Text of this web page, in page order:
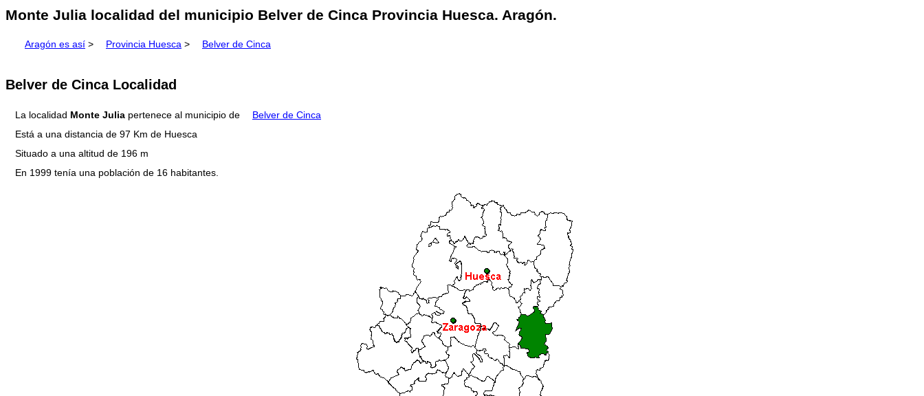
Monte Julia localidad del municipio Belver de Cinca Provincia Huesca. Aragón.
Aragón es así > Provincia Huesca > Belver de Cinca
Belver de Cinca Localidad
La localidad Monte Julia pertenece al municipio de
Belver de Cinca
Está a una distancia de 97 Km de Huesca
Situado a una altitud de 196 m
En 1999 tenía una población de 16 habitantes.